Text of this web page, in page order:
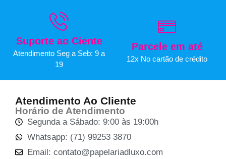
Suporte ao Ciente
Atendimento Seg a Seb: 9 a
19
Parcele em até
12x No cartão de crédito
Atendimento Ao Cliente
Horário de Atendimento
Segunda a Sábado: 9:00 às 19:00h
Whatsapp: (71) 99253 3870
Email: contato@papelariadluxo.com